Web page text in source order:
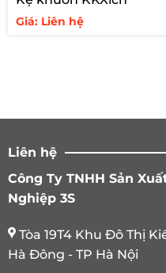
Giá: Liên hệ
Liên hệ
Công Ty TNHH Sản
Nghiệp 3S
Tòa 19T4 Khu Đô Thị
Hà Đông - TP Hà Nội